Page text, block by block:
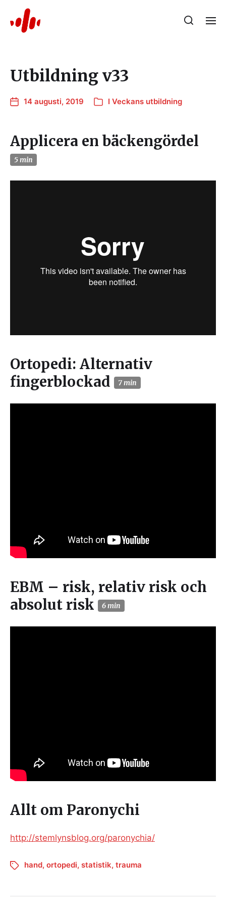
Utbildning v33
14 augusti, 2019 I Veckans utbildning
Applicera en bäckengördel
5 min
Ortopedi: Alternativ
fingerblockad
7 min
EBM – risk, relativ risk och
absolut risk
6 min
Allt om Paronychi
http://stemlynsblog.org/paronychia/
hand, ortopedi, statistik, trauma